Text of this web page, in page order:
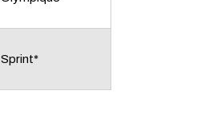
Sprint*